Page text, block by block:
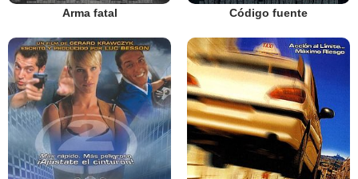
Arma fatal Código fuente